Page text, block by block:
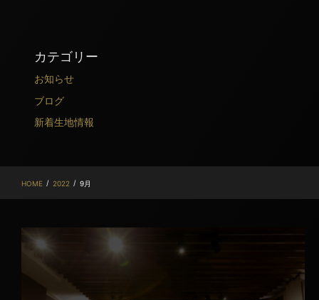
カテゴリー
お知らせ
ブログ
新着生地情報
HOME / 2022 / 9月